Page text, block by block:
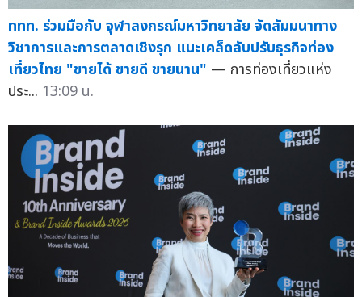
ททท. ร่วมมือกับ จุฬาลงกรณ์มหาวิทยาลัย จัดสัมมนาทาง
วิชาการและการตลาดเชิงรุก แนะเคล็ดลับปรับธุรกิจท่อง
เที่ยวไทย "ขายได้ ขายดี ขายนาน" — การท่องเที่ยวแห่ง
ประ... 13:09 น.